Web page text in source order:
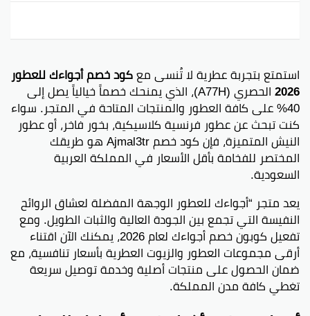
استمتع بتجربة عطرية لا تُنسى معكود خصم أجواءك للعطور
2026 الحصري (A77H)، الذي يمنحك خصماً خيالياً يصل إلى
40% على كافة العطور والمنتجات المتاحة في المتجر. سواء
كنت تبحث عن عطور فرنسية كلاسيكية، بخور فاخر، أو عطور
النيش المتميزة، فإن كود خصم Ajmal3tr هو طريقك
المختصر للفخامة بأقل الأسعار في المملكة العربية
السعودية.
يعد متجر “أجواءك للعطور الوجهة المفضلة لعشاق الروائح
النفيسة التي تجمع بين الجودة العالية والثبات الطويل. ومع
تفعيل كوبون خصم أجواءك لعام 2026، يمكنك الآن اقتناء
أرقى مجموعات العطور والزيوت العطرية بأسعار تنافسية، مع
ضمان الحصول على منتجات أصلية وخدمة توصيل سريعة
تغطي كافة مدن المملكة.